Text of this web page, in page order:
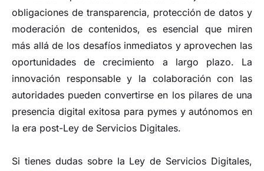
obligaciones de transparencia, protección de datos y
moderación de contenidos, es esencial que miren
más allá de los desafíos inmediatos y aprovechen las
oportunidades de crecimiento a largo plazo. La
innovación responsable y la colaboración con las
autoridades pueden convertirse en los pilares de una
presencia digital exitosa para pymes y autónomos en
la era post-Ley de Servicios Digitales.
Si tienes dudas sobre la Ley de Servicios Digitales,